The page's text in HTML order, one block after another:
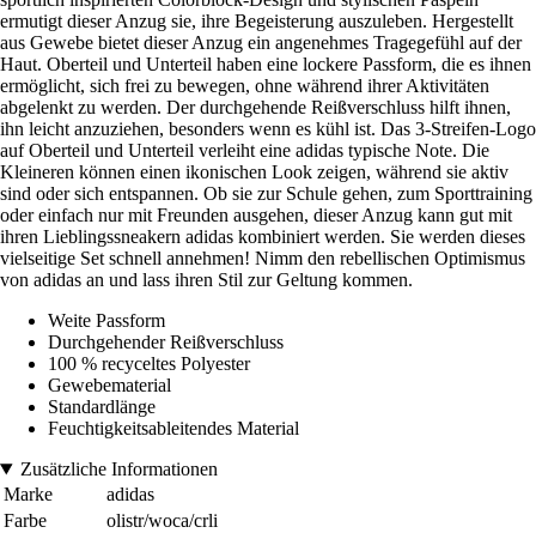
ermutigt dieser Anzug sie, ihre Begeisterung auszuleben. Hergestellt
aus Gewebe bietet dieser Anzug ein angenehmes Tragegefühl auf der
Haut. Oberteil und Unterteil haben eine lockere Passform, die es ihnen
ermöglicht, sich frei zu bewegen, ohne während ihrer Aktivitäten
abgelenkt zu werden. Der durchgehende Reißverschluss hilft ihnen,
ihn leicht anzuziehen, besonders wenn es kühl ist. Das 3-Streifen-Logo
auf Oberteil und Unterteil verleiht eine adidas typische Note. Die
Kleineren können einen ikonischen Look zeigen, während sie aktiv
sind oder sich entspannen. Ob sie zur Schule gehen, zum Sporttraining
oder einfach nur mit Freunden ausgehen, dieser Anzug kann gut mit
ihren Lieblingssneakern adidas kombiniert werden. Sie werden dieses
vielseitige Set schnell annehmen! Nimm den rebellischen Optimismus
von adidas an und lass ihren Stil zur Geltung kommen.
Weite Passform
Durchgehender Reißverschluss
100 % recyceltes Polyester
Gewebematerial
Standardlänge
Feuchtigkeitsableitendes Material
Zusätzliche Informationen
Marke
adidas
Farbe
olistr/woca/crli